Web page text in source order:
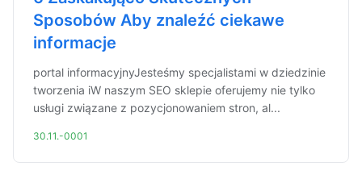
Sposobów Aby znaleźć ciekawe
informacje
portal informacyjnyJesteśmy specjalistami w dziedzinie
tworzenia iW naszym SEO sklepie oferujemy nie tylko
usługi związane z pozycjonowaniem stron, al...
30.11.-0001